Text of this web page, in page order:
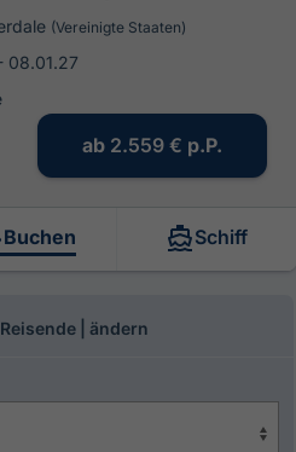
(Vereinigte Staaten)
08.01.27
ab 2.559 € p.P.
Buchen Schiff
| ändern